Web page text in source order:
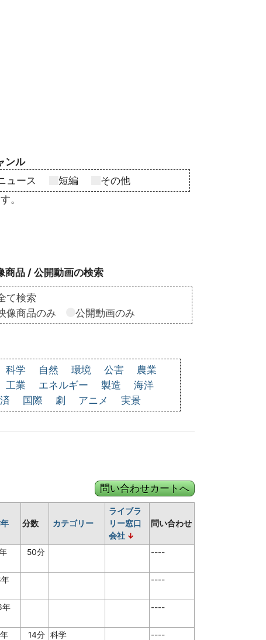
ンル
ュース
短編
その他
。
商品 / 公開動画の検索
て検索
像商品のみ
公開動画のみ
科学 自然 環境 公害
農業
工業 エネルギー 製造
海洋
国際 劇 アニメ 実景
分数 カテゴリー
ライブラ
リー窓口
会社
問い合わせ
50分 ----
----
年 ----
14分 科学 ----